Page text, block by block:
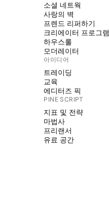
소셜 네트웍
사랑의 벽
프렌드 리퍼하기
크리에이터 프로그램
하우스룰
모더레이터
아이디어
트레이딩
교육
에디터즈 픽
PINE SCRIPT
지표 및 전략
마법사
프리랜서
유료 공간